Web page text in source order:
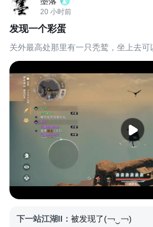
20 小时前
发现一个彩蛋
关外最高处那里有一只秃鹫，坐上去可
下一站江湖II ： 被发现了(￢‿￢)